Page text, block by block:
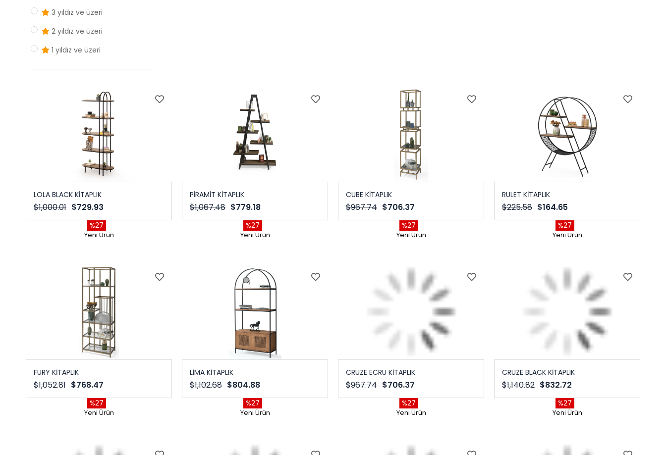
3 yıldız ve üzeri
2 yıldız ve üzeri
1 yıldız ve üzeri
LOLA BLACK KİTAPLIK
$729.93
$1,000.01
%27
Yeni Ürün
PİRAMİT KİTAPLIK
$779.18
$1,067.48
%27
Yeni Ürün
CUBE KİTAPLIK
$706.37
$967.74
%27
Yeni Ürün
RULET KİTAPLIK
$164.65
$225.58
%27
Yeni Ürün
FURY KİTAPLIK
$768.47
$1,052.81
%27
Yeni Ürün
LİMA KİTAPLIK
$804.88
$1,102.68
%27
Yeni Ürün
CRUZE ECRU KİTAPLIK
$706.37
$967.74
%27
Yeni Ürün
CRUZE BLACK KİTAPLIK
$832.72
$1,140.82
%27
Yeni Ürün